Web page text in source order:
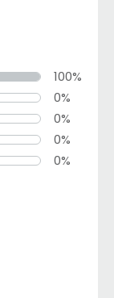
100%
0%
0%
0%
0%